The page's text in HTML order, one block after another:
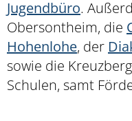
Jugendbüro.
Obersontheim, die
Hohenlohe, der
sowie die
Schulen, samt